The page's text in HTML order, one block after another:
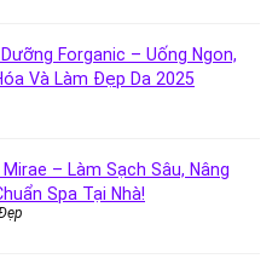
Forganic – Uống Ngon,
Và Làm Đẹp Da 2025
– Làm Sạch Sâu, Nâng
Spa Tại Nhà!